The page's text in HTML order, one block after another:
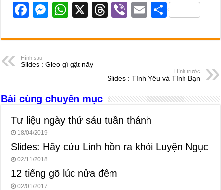
F
c
e
b
o
k
M
ss
n
er
W
at
A
p
X
T
e
d
Vi
er
E
ail
S
ar
Hình sau
Slides : Gieo gì gặt nấy
Hình trước
Slides : Tình Yêu và Tình Bạn
Bài cùng chuyên mục
Tư liệu ngày thứ sáu tuần thánh
18/04/2019
Slides: Hãy cứu Linh hồn ra khỏi Luyện Ngục
02/11/2018
12 tiếng gõ lúc nửa đêm
02/01/2017